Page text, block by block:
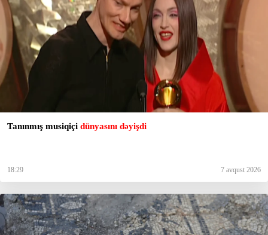
Tanınmış musiqiçi dünyasını dəyişdi
18:29 7 avqust 2026